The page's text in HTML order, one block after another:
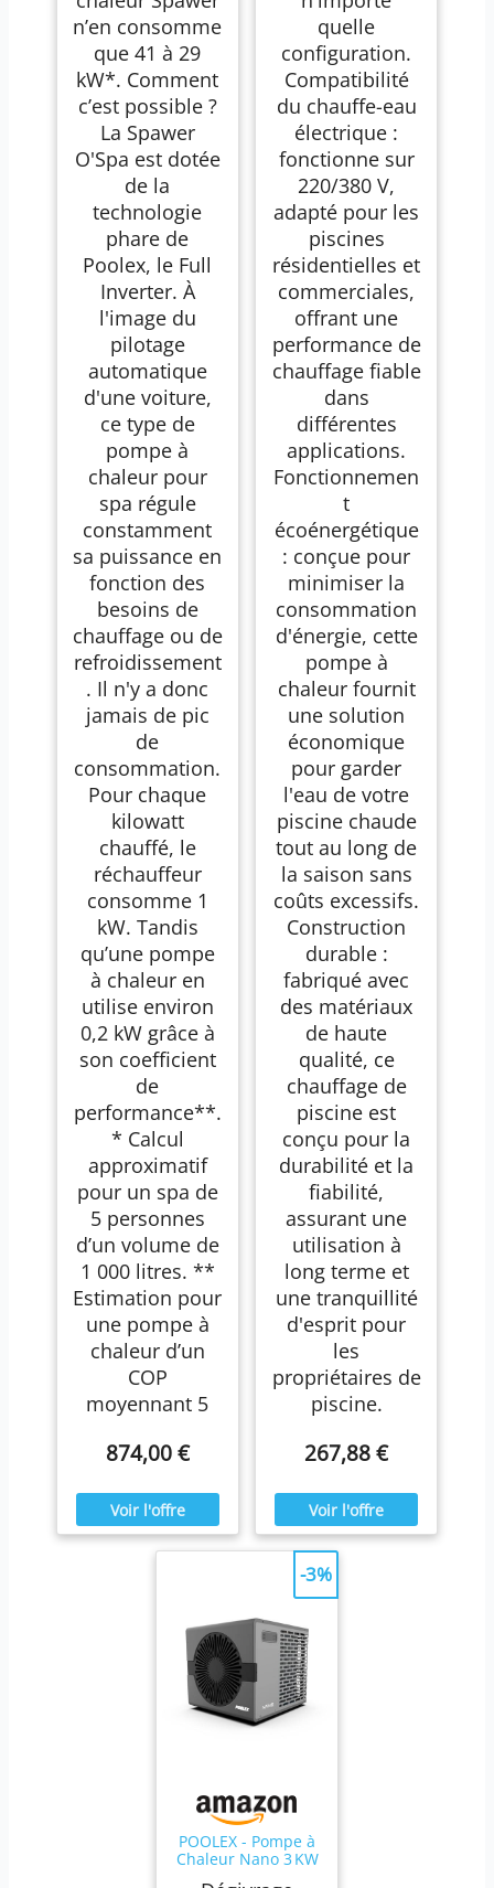
n’en consomme
que 41 à 29
kW*. Comment
c’est possible ?
La Spawer
O'Spa est dotée
de la
technologie
phare de
Poolex, le Full
Inverter. À
l'image du
pilotage
automatique
d'une voiture,
ce type de
pompe à
chaleur pour
spa régule
constamment
sa puissance en
fonction des
besoins de
chauffage ou de
refroidissement
. Il n'y a donc
jamais de pic
de
consommation.
Pour chaque
kilowatt
chauffé, le
réchauffeur
consomme 1
kW. Tandis
qu’une pompe
à chaleur en
utilise environ
0,2 kW grâce à
son coefficient
de
performance**.
* Calcul
approximatif
pour un spa de
5 personnes
d’un volume de
1 000 litres. **
Estimation pour
une pompe à
chaleur d’un
COP
moyennant 5
874,00 €
quelle
configuration.
Compatibilité
du chauffe-eau
électrique :
fonctionne sur
220/380 V,
adapté pour les
piscines
résidentielles et
commerciales,
offrant une
performance de
chauffage fiable
dans
différentes
applications.
Fonctionnemen
t
écoénergétique
: conçue pour
minimiser la
consommation
d'énergie, cette
pompe à
chaleur fournit
une solution
économique
pour garder
l'eau de votre
piscine chaude
tout au long de
la saison sans
coûts excessifs.
Construction
durable :
fabriqué avec
des matériaux
de haute
qualité, ce
chauffage de
piscine est
conçu pour la
durabilité et la
fiabilité,
assurant une
utilisation à
long terme et
une tranquillité
d'esprit pour
les
propriétaires de
piscine.
267,88 €
POOLEX - Pompe à
Chaleur Nano 3 KW
-3%